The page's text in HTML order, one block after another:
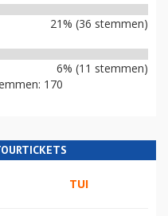
21% (36 stemmen)
6% (11 stemmen)
170
TUI